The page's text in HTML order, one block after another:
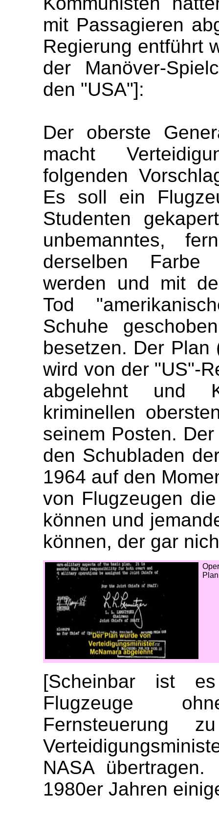
mit Passagieren
Regierung entführt
der Manöver-
den "USA"]:
Der oberste
macht
folgenden
Es soll ein
Studenten
unbemanntes,
derselben
werden und mit
Tod
Schuhe
besetzen. Der Plan
wird von der "US"-
abgelehnt und
kriminellen
seinem Posten.
den Schubladen
1964 auf den
von Flugzeugen
können und
können, der gar
[Scheinbar ist
Flugzeuge
Fernsteuerung
NASA
1980er Jahren